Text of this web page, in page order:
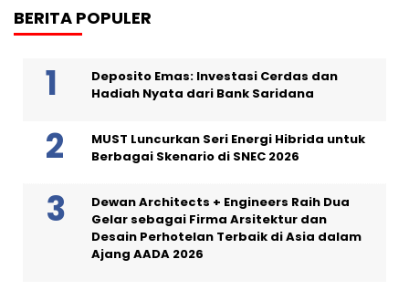
BERITA POPULER
Deposito Emas: Investasi Cerdas dan
Hadiah Nyata dari Bank Saridana
MUST Luncurkan Seri Energi Hibrida untuk
Berbagai Skenario di SNEC 2026
Dewan Architects + Engineers Raih Dua
Gelar sebagai Firma Arsitektur dan
Desain Perhotelan Terbaik di Asia dalam
Ajang AADA 2026